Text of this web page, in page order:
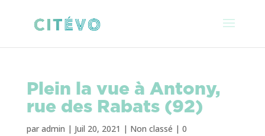
Plein la vue à Antony,
rue des Rabats (92)
par admin | Juil 20, 2021 | Non classé | 0